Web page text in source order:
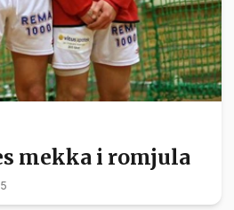
mekka i romjula